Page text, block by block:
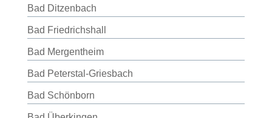
Bad Ditzenbach
Bad Friedrichshall
Bad Mergentheim
Bad Peterstal-Griesbach
Bad Schönborn